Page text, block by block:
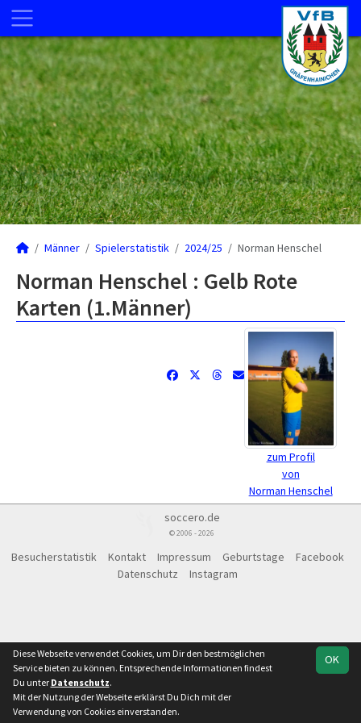
Männer Spielerstatistik 2024/25 Norman Henschel
Norman Henschel : Gelb Rote
Karten (1.Männer)
zum Profil
von
Norman Henschel
soccero.de
© 2006 - 2026
Besucherstatistik Kontakt Impressum Geburtstage
Facebook
Datenschutz
Instagram
OK
Diese Webseite verwendet Cookies, um Dir den bestmöglichen
Service bieten zu können. Entsprechende Informationen findest
Du unter Datenschutz.
Mit der Nutzung der Webseite erklärst Du Dich mit der
Verwendung von Cookies einverstanden.